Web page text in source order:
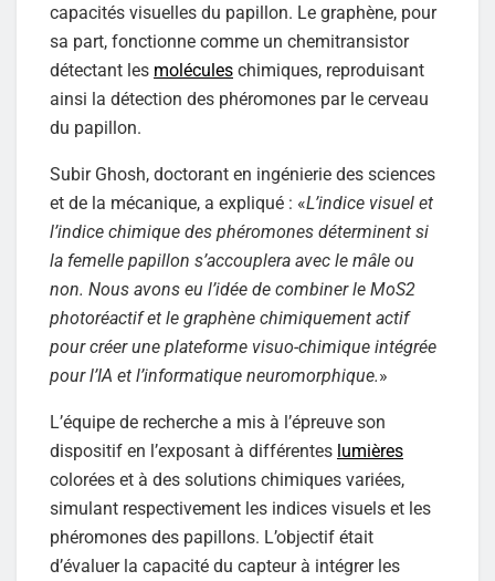
capacités visuelles du papillon. Le graphène, pour
sa part, fonctionne comme un chemitransistor
détectant les molécules chimiques, reproduisant
ainsi la détection des phéromones par le cerveau
du papillon.
Subir Ghosh, doctorant en ingénierie des sciences
et de la mécanique, a expliqué : «L’indice visuel et
l’indice chimique des phéromones déterminent si
la femelle papillon s’accouplera avec le mâle ou
non. Nous avons eu l’idée de combiner le MoS2
photoréactif et le graphène chimiquement actif
pour créer une plateforme visuo-chimique intégrée
pour l’IA et l’informatique neuromorphique.»
L’équipe de recherche a mis à l’épreuve son
dispositif en l’exposant à différentes lumières
colorées et à des solutions chimiques variées,
simulant respectivement les indices visuels et les
phéromones des papillons. L’objectif était
d’évaluer la capacité du capteur à intégrer les